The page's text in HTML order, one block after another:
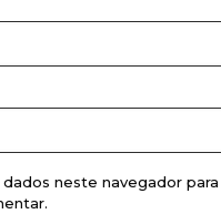
dados neste navegador